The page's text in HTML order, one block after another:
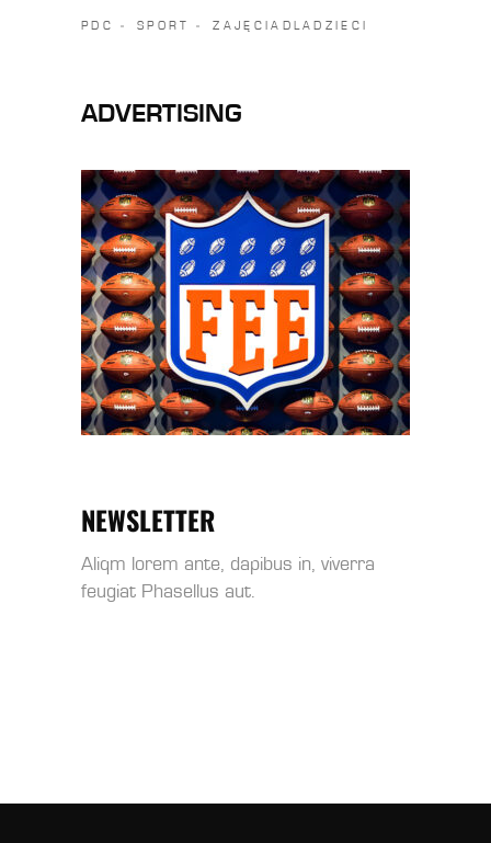
PDC SPORT ZAJĘCIADLADZIECI
ADVERTISING
NEWSLETTER
Aliqm lorem ante, dapibus in, viverra
feugiat Phasellus aut.